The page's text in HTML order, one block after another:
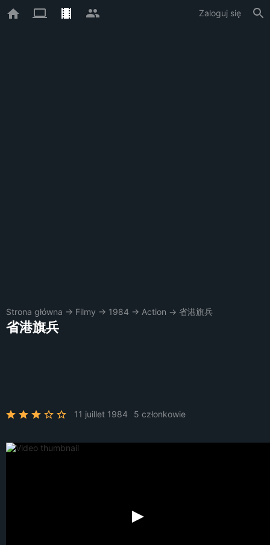
Zaloguj się
Strona główna → Filmy → 1984 → Action → 省港旗兵
省港旗兵
11 juillet 1984 5 członkowie